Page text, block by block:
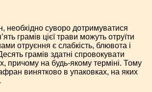
суворо дотримуватися
грамів цієї трави можуть отруїти
отруєння є слабкість, блювота і
грамів здатні спровокувати
причому на будь-якому терміні. Тому
винятково в упаковках, на яких